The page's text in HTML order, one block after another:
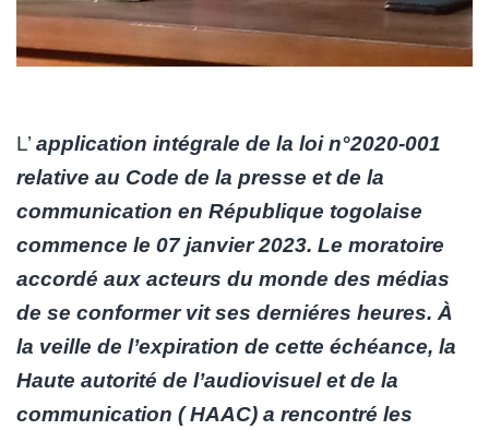
L’ application intégrale de la loi n°2020-001
relative au Code de la presse et de la
communication en République togolaise
commence le 07 janvier 2023. Le moratoire
accordé aux acteurs du monde des médias
de se conformer vit ses derniéres heures. À
la veille de l’expiration de cette échéance, la
Haute autorité de l’audiovisuel et de la
communication ( HAAC) a rencontré les